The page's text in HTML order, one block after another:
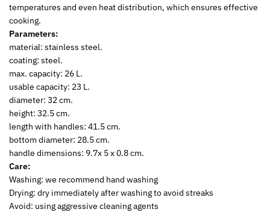
temperatures and even heat distribution, which ensures effective
cooking.
Parameters:
material: stainless steel.
coating: steel.
max. capacity: 26 L.
usable capacity: 23 L.
diameter: 32 cm.
height: 32.5 cm.
length with handles: 41.5 cm.
bottom diameter: 28.5 cm.
handle dimensions: 9.7x 5 x 0.8 cm.
Care:
Washing: we recommend hand washing
Drying: dry immediately after washing to avoid streaks
Avoid: using aggressive cleaning agents